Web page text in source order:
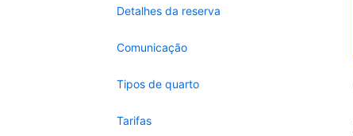
Detalhes da reserva
Comunicação
Tipos de quarto
Tarifas